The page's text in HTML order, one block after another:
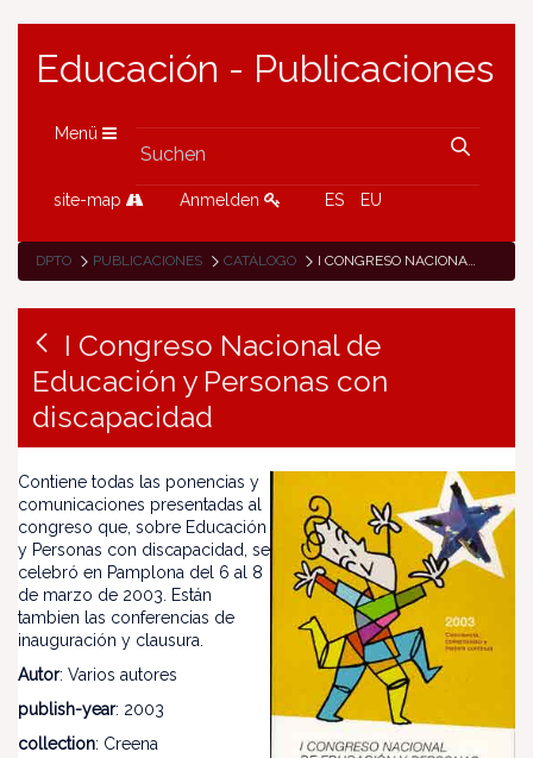
Educación - Publicaciones
Menü
site-map Anmelden ES EU
DPTO PUBLICACIONES CATÁLOGO I CONGRESO NACIONAL DE EDUCACIÓN Y PERSONAS CON DISCAPACIDAD
I Congreso Nacional de
Educación y Personas con
discapacidad
Contiene todas las ponencias y
comunicaciones presentadas al
congreso que, sobre Educación
y Personas con discapacidad, se
celebró en Pamplona del 6 al 8
de marzo de 2003. Están
tambien las conferencias de
inauguración y clausura.
Autor: Varios autores
publish-year: 2003
collection: Creena